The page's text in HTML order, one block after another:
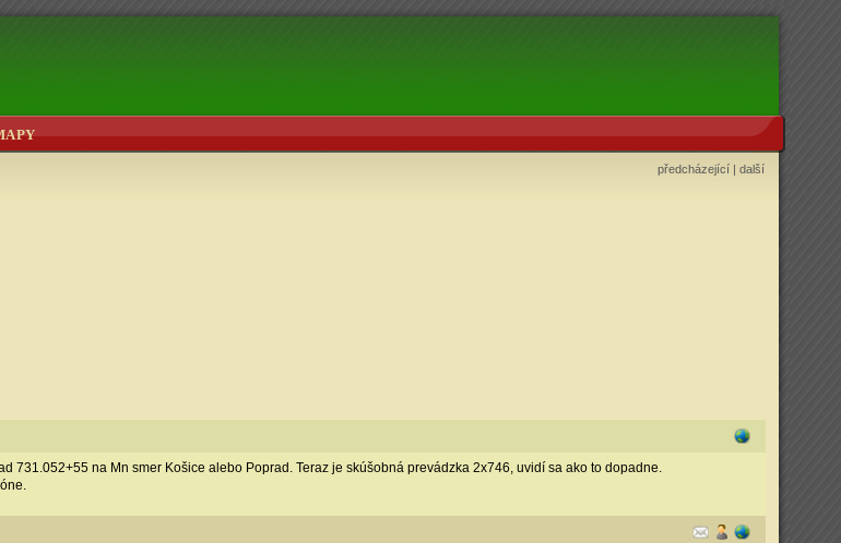
předcházející | další
731.052+55 na Mn smer Košice alebo Poprad. Teraz je skúšobná prevádzka 2x746, uvidí sa ako to dopadne.